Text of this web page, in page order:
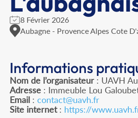
8 Février 2026
Aubagne - Provence Alpes Cote
Informations
Nom de l’organisateur : UAVH
Adresse : Immeuble Lou
Email : contact@uavh.fr
Site internet: https://